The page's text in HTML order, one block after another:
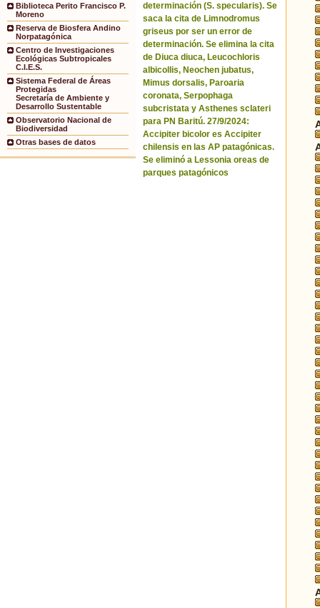
Biblioteca Perito Francisco P.
Moreno
Reserva de Biosfera Andino
Norpatagónica
Centro de Investigaciones
Ecológicas Subtropicales
C.I.E.S.
Sistema Federal de Áreas
Protegidas
Secretaría de Ambiente y
Desarrollo Sustentable
Observatorio Nacional de
Biodiversidad
Otras bases de datos
determinación (S. specularis). Se
saca la cita de Limnodromus
griseus por ser un error de
determinación. Se elimina la cita
de Diuca diuca, Leucochloris
albicollis, Neochen jubatus,
Mimus dorsalis, Paroaria
coronata, Serpophaga
subcristata y Asthenes sclateri
para PN Baritú. 27/9/2024:
Accipiter bicolor es Accipiter
chilensis en las AP patagónicas.
Se eliminó a Lessonia oreas de
parques patagónicos